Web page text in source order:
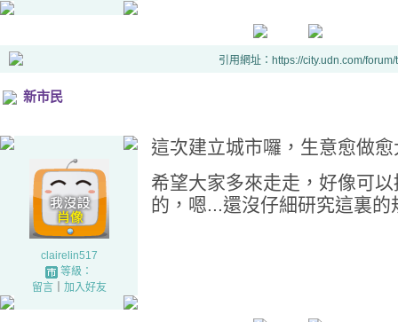
引用網址：https://city.udn.com/
新市民
clairelin517
等級：
留言｜ 加入好友
這次建立城市囉，生意愈做
希望大家多來走走，好像可
的，嗯...還沒仔細研究這裏的